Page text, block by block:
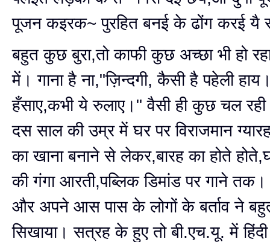
पूजन कइरक~ पुरहित बनई के ढोंग करई यै
बहुत कुछ बुरा,तो काफी कुछ अच्छा भी हो
में। गाना है ना,"ज़िन्दगी, कैसी है पहेली
हँसाए,कभी ये रुलाए।" वैसी ही कुछ चल रही
दस साल की उम्र में घर पर विराजमान ग्यारह
का खाना बनाने से लेकर,बारह का होते
की गंगा आरती,पब्लिक डिमांड पर गाने
और अपने आस पास के लोगों के बर्ताव ने
सिखाया। सत्रह के हुए तो बी.एच.यू. में हिंदी